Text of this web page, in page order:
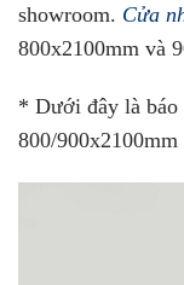
showroom. Cửa
800x2100mm và
* Dưới đây là
800/900x2100mm